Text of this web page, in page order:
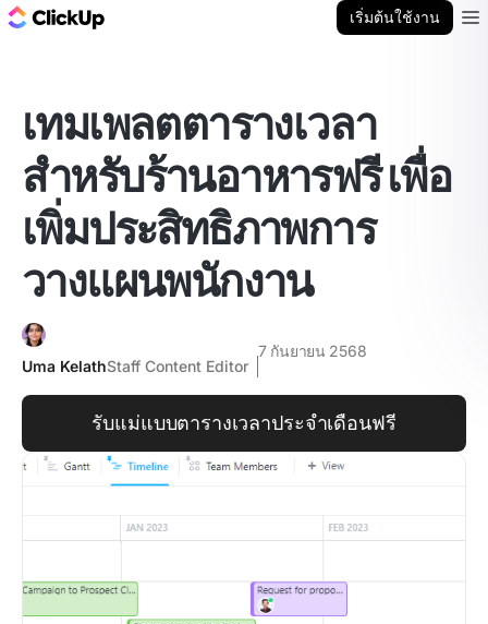
เริ่มต้นใช้งาน
เทมเพลตตารางเวลา
สำหรับร้านอาหารฟรี เพื่อ
เพิ่มประสิทธิภาพการ
วางแผนพนักงาน
Uma KelathStaff Content Editor
7 กันยายน 2568
รับแม่แบบตารางเวลาประจำเดือนฟรี